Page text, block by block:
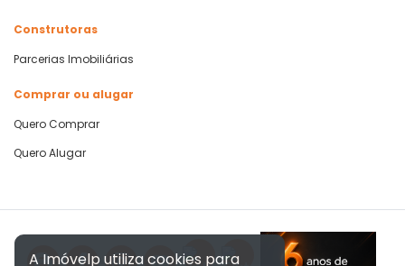
Construtoras
Parcerias Imobiliárias
Comprar ou alugar
Quero Comprar
Quero Alugar
A Imóvelp utiliza cookies para